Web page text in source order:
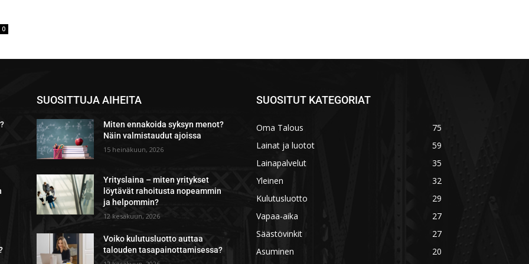
0
SUOSITTUJA AIHEITA
Miten ennakoida syksyn menot?
Näin valmistaudut ajoissa
15 heinäkuun, 2026
Yrityslaina – miten yritykset
löytävät rahoitusta nopeammin
ja helpommin?
12 kesäkuun, 2026
Voiko kulutusluotto auttaa
talouden tasapainottamisessa?
SUOSITUT KATEGORIAT
Oma Talous
75
Lainat ja luotot
59
Lainapalvelut
35
Yleinen
32
Kulutusluotto
29
Vapaa-aika
27
Säästövinkit
27
Asuminen
20